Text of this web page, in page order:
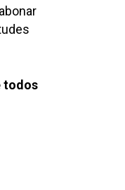
todos